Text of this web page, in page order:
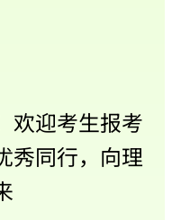
欢迎考生报考
秀同行，向理